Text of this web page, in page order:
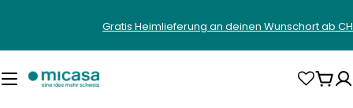
springen
Gratis Heimlieferung an deinen Wunschort ab